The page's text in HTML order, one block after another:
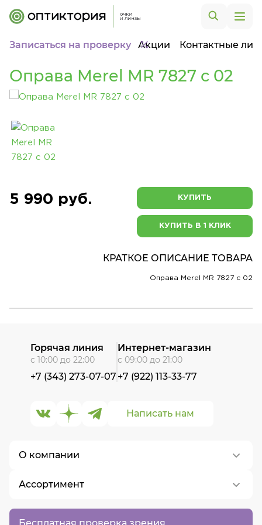
Записаться на проверку Акции Контактные
Оправа Merel MR 7827 с 02
5 990 руб. КУПИТЬ
КУПИТЬ В 1 КЛИК
КРАТКОЕ ОПИСАНИЕ ТОВАРА
Оправа Merel MR 7827 с 02
Бесплатная проверка зрения
О компании
О нас
Контакты
Ассортимент
Написать нам
Горячая линия
с 10:00 до 22:00
+7 (343) 273-07-07
Интернет-магазин
с 09:00 до 21:00
+7 (922) 113-33-77